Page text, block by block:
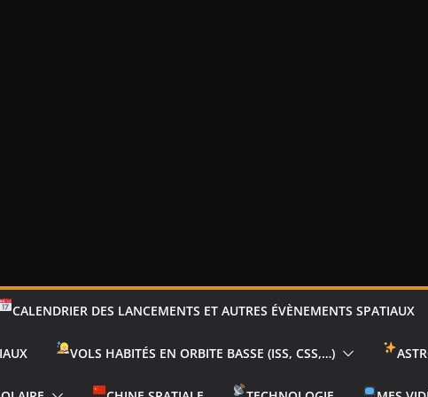
CALENDRIER DES LANCEMENTS ET AUTRES ÉVÈNEMENTS SPATIAUX
VOLS HABITÉS EN ORBITE BASSE (ISS, CSS,…)